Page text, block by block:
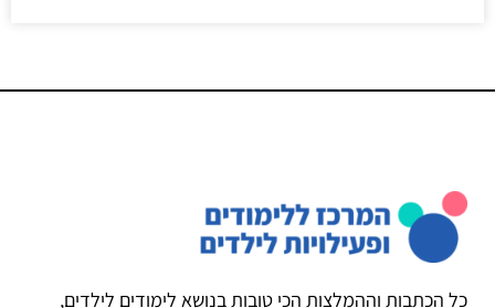
כל הכתבות וההמלצות הכי טובות בנושא לימודים לילדים,